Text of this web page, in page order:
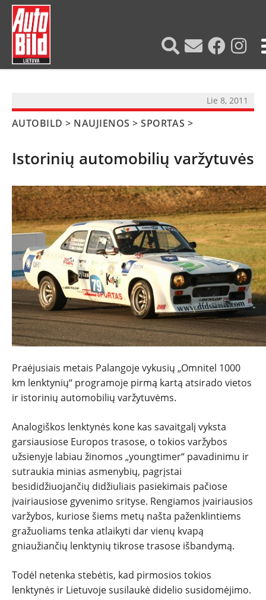
NAUJIENOS
TESTAI
NAUJI
NAUDOTI
REPORTAŽAI
SPORTAS
PATARIMAI
ĮVAIRENYBĖS
Lie 8, 2011
AUTOBILD > NAUJIENOS >SPORTAS >
Istorinių automobilių varžytuvės
Praėjusiais metais Palangoje vykusių „Omnitel 1000
km lenktynių“ programoje pirmą kartą atsirado vietos
ir istorinių automobilių varžytuvėms.
Analogiškos lenktynės kone kas savaitgalį vyksta
garsiausiose Europos trasose, o tokios varžybos
užsienyje labiau žinomos „youngtimer“ pavadinimu ir
sutraukia minias asmenybių, pagrįstai
besididžiuojančių didžiuliais pasiekimais pačiose
įvairiausiose gyvenimo srityse. Rengiamos įvairiausios
varžybos, kuriose šiems metų našta paženklintiems
gražuoliams tenka atlaikyti dar vienų kvapą
gniaužiančių lenktynių tikrose trasose išbandymą.
Todėl netenka stebėtis, kad pirmosios tokios
lenktynės ir Lietuvoje susilaukė didelio susidomėjimo.